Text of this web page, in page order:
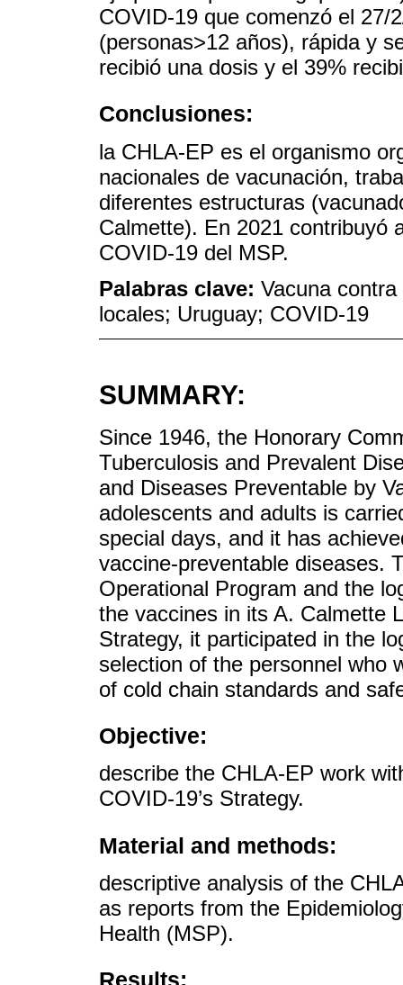
COVID-19 que comenzó el 27/
(personas>12 años), rápida y
recibió una dosis y el 39%
Conclusiones:
la CHLA-EP es el organismo
nacionales de vacunación,
diferentes estructuras
Calmette). En 2021 contribuyó
COVID-19 del MSP.
Palabras clave: Vacuna
locales; Uruguay; COVID-19
SUMMARY:
Since 1946, the Honorary
Tuberculosis and Prevalent
and Diseases Preventable by
adolescents and adults is
special days, and it has
vaccine-preventable diseases.
Operational Program and the
the vaccines in its A. Calmette
Strategy, it participated in the
selection of the personnel who
of cold chain standards and
Objective:
describe the CHLA-EP work
COVID-19’s Strategy.
Material and methods:
descriptive analysis of the
as reports from the
Health (MSP).
Results: